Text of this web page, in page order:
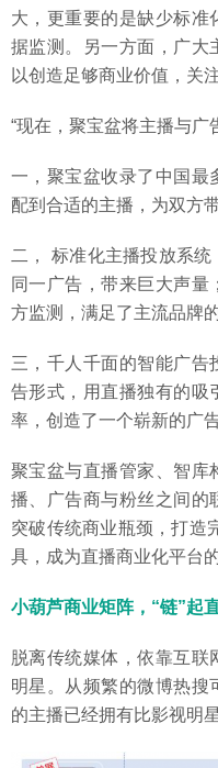
大，更重要的是缺少标准
据监测。另一方面，广大
以创造足够商业价值，关
“现在，聚宝盆将主播与广
一，聚宝盆收录了中国最
配到合适的主播，为双方
二， 标准化主播投放系
同一广告，带来巨大声量
方监测，满足了主流品牌
三，千人千面的智能广告
告形式，用直播独有的吸
率，创造了一个崭新的广告
聚宝盆与直播管家、智库
播、广告商与粉丝之间的
突破传统商业瓶颈，打造
具，成为直播商业化平台
小葫芦商业矩阵，“链”起
脱离传统媒体，依靠互
明星。从频繁的微博热搜
的主播已经拥有比影视明